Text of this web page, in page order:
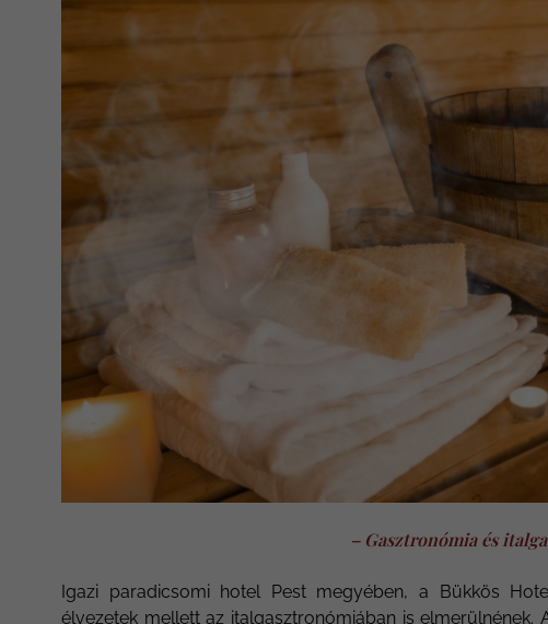
– Gasztronómia és
Igazi paradicsomi hotel Pest megyében, a Bükkös
élvezetek mellett az italgasztronómiában is